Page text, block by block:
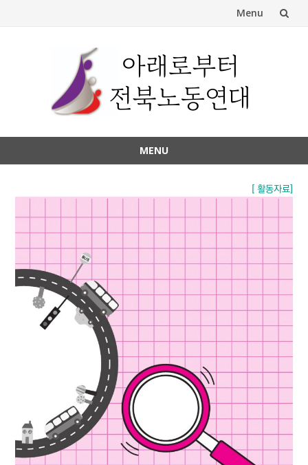
Menu
MENU
content
[ 활동자료]